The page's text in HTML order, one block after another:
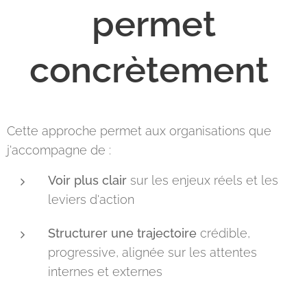
permet
concrètement
Cette approche permet aux organisations que
j'accompagne de :
Voir plus clair sur les enjeux réels et les
leviers d'action
Structurer une trajectoire crédible,
progressive, alignée sur les attentes
internes et externes